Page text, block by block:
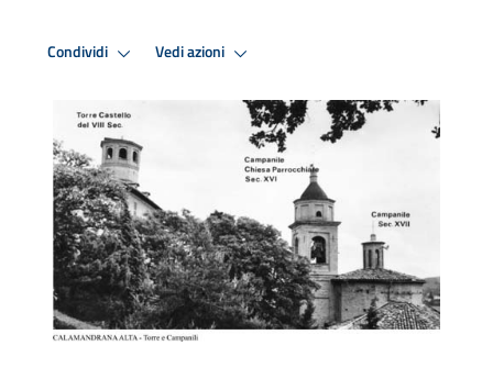
Condividi Vedi azioni